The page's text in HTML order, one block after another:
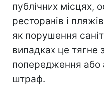
публічних місцях,
ресторанів і
як порушення
випадках це тягне
попередження або
штраф.